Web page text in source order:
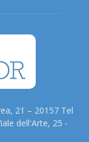
21 – 20157 Tel
dell'Arte, 25 -